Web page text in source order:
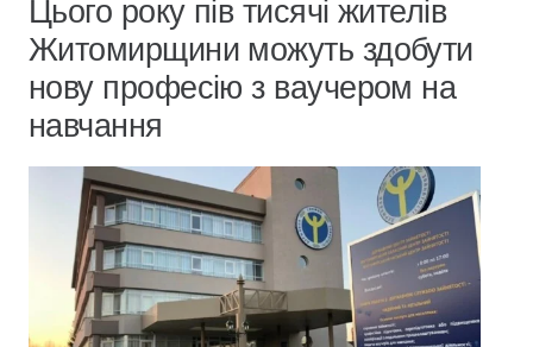
Цього року пів тисячі жителів
Житомирщини можуть здобути
нову професію з ваучером на
навчання